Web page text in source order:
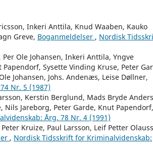
Inkeri Anttila, Knud Waaben, Kauko
Greve, Boganmeldelser , Nordisk
Ole Johansen, Inkeri Anttila, Yngve
Sysette Vinding Kruse, Peter
Johansen, Johs. Andenæs, Leise Døllner,
Nr. 5 (1987)
Kerstin Berglund, Mads Bryde
Jareborg, Peter Garde, Knut Papendorf,
Årg. 78 Nr. 4 (1991)
Kruize, Paul Larsson, Leif Petter
, Nordisk Tidsskrift for Kriminalvidenskab: